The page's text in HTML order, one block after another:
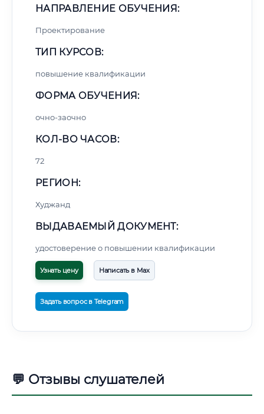
НАПРАВЛЕНИЕ ОБУЧЕНИЯ:
Проектирование
ТИП КУРСОВ:
повышение квалификации
ФОРМА ОБУЧЕНИЯ:
очно-заочно
КОЛ-ВО ЧАСОВ:
72
РЕГИОН:
Худжанд
ВЫДАВАЕМЫЙ ДОКУМЕНТ:
удостоверение о повышении квалификации
Узнать цену Написать в Max
Задать вопрос в Telegram
💬 Отзывы слушателей